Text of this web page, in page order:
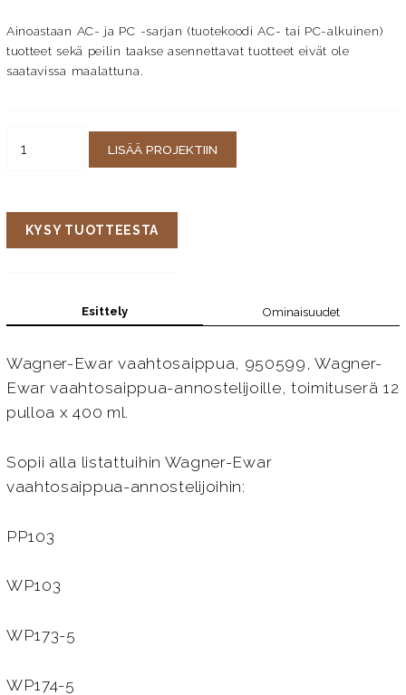
Ainoastaan AC- ja PC -sarjan (tuotekoodi AC- tai PC-alkuinen)
tuotteet sekä peilin taakse asennettavat tuotteet eivät ole
saatavissa maalattuna.
LISÄÄ PROJEKTIIN
KYSY TUOTTEESTA
Esittely Ominaisuudet
Wagner-Ewar vaahtosaippua, 950599, Wagner-
Ewar vaahtosaippua-annostelijoille, toimituserä 12
pulloa x 400 ml.
Sopii alla listattuihin Wagner-Ewar
vaahtosaippua-annostelijoihin:
PP103
WP103
WP173-5
WP174-5